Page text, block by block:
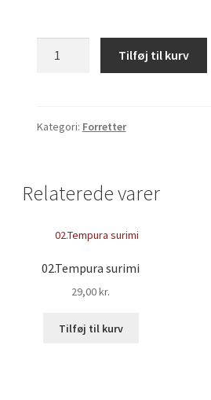
Tilføj til kurv
Kategori: Forretter
Relaterede varer
02.Tempura surimi
29,00kr.
Tilføj til kurv